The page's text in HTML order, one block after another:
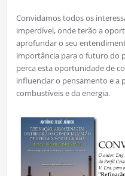
Convidamos todos os
imperdível, onde terão a
aprofundar o seu
importância para o futuro do
perca esta oportunidade de
influenciar o pensamento e a
combustíveis e da energia.